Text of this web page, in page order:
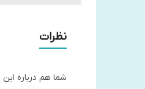
نظرات
شما هم درباره